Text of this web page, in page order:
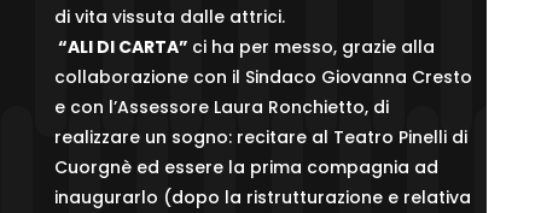
di vita vissuta dalle attrici.
“ALI DI CARTA” ci ha per messo, grazie alla
collaborazione con il Sindaco Giovanna Cresto
e con l’Assessore Laura Ronchietto, di
realizzare un sogno: recitare al Teatro Pinelli di
Cuorgnè ed essere la prima compagnia ad
inaugurarlo (dopo la ristrutturazione e relativa